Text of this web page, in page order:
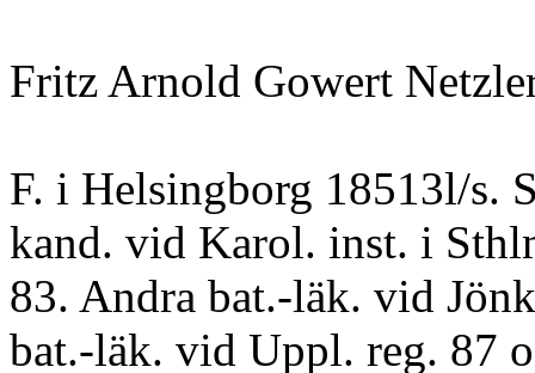
Fritz Arnold Gowert
F. i Helsingborg 18513l/s.
kand. vid Karol. inst. i
83. Andra bat.-läk. vid
bat.-läk. vid Uppl. reg. 87